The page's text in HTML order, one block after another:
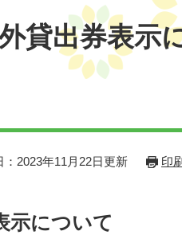
貸出券表示
：2023年11月22日更新 印
示について